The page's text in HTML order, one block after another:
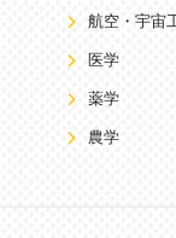
航空・宇宙
医学
薬学
農学